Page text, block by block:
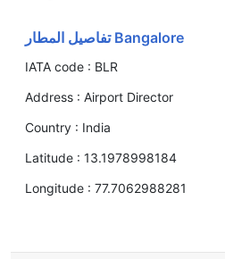
Bangalore تفاصيل المطار
IATA code : BLR
Address :Airport Director
Country : India
Latitude :13.1978998184
Longitude :77.7062988281